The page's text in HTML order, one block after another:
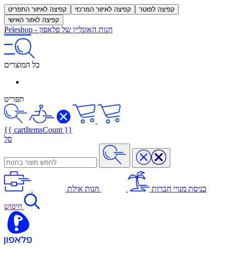
קפיצה לאיזור התפריט קפיצה לאיזור המרכזי
קפיצה לפוטר
קפיצה לאזור האישי
Peleshop - חנות האונליין של פלאפון
כל המוצרים
תפריט
{{ cartItemsCount }}
סל
כניסת מנויי חברות חנות אילת
חיפוש